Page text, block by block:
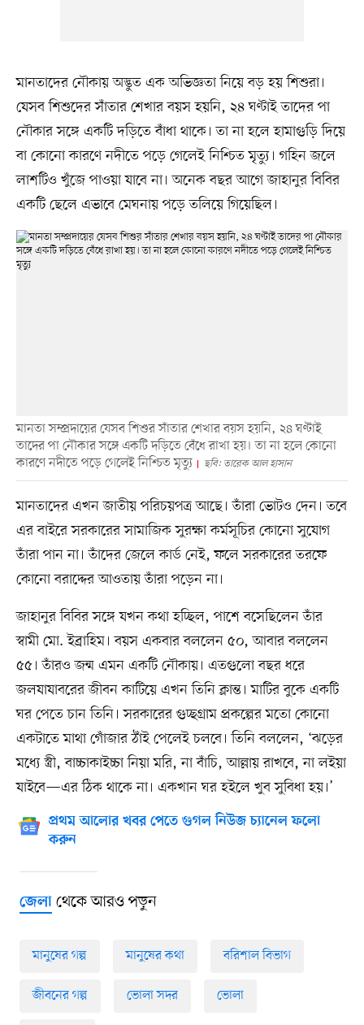
মানতাদের নৌকায় অদ্ভুত এক অভিজ্ঞতা নিয়ে বড় হয় শিশুরা।
যেসব শিশুদের সাঁতার শেখার বয়স হয়নি, ২৪ ঘণ্টাই তাদের পা
নৌকার সঙ্গে একটি দড়িতে বাঁধা থাকে। তা না হলে হামাগুড়ি দিয়ে
বা কোনো কারণে নদীতে পড়ে গেলেই নিশ্চিত মৃত্যু। গহিন জলে
লাশটিও খুঁজে পাওয়া যাবে না। অনেক বছর আগে জাহানুর বিবির
একটি ছেলে এভাবে মেঘনায় পড়ে তলিয়ে গিয়েছিল।
মানতা সম্প্রদায়ের যেসব শিশুর সাঁতার শেখার বয়স হয়নি, ২৪ ঘণ্টাই
তাদের পা নৌকার সঙ্গে একটি দড়িতে বেঁধে রাখা হয়। তা না হলে কোনো
কারণে নদীতে পড়ে গেলেই নিশ্চিত মৃত্যু
ছবি: তারেক আল হাসান
মানতাদের এখন জাতীয় পরিচয়পত্র আছে। তাঁরা ভোটও দেন। তবে
এর বাইরে সরকারের সামাজিক সুরক্ষা কর্মসূচির কোনো সুযোগ
তাঁরা পান না। তাঁদের জেলে কার্ড নেই, ফলে সরকারের তরফে
কোনো বরাদ্দের আওতায় তাঁরা পড়েন না।
জাহানুর বিবির সঙ্গে যখন কথা হচ্ছিল, পাশে বসেছিলেন তাঁর
স্বামী মো. ইব্রাহিম। বয়স একবার বললেন ৫০, আবার বললেন
৫৫। তাঁরও জন্ম এমন একটি নৌকায়। এতগুলো বছর ধরে
জলযাযাবরের জীবন কাটিয়ে এখন তিনি ক্লান্ত। মাটির বুকে একটি
ঘর পেতে চান তিনি। সরকারের গুচ্ছগ্রাম প্রকল্পের মতো কোনো
একটাতে মাথা গোঁজার ঠাঁই পেলেই চলবে। তিনি বললেন, ‘ঝড়ের
মধ্যে স্ত্রী, বাচ্চাকাইচ্চা নিয়া মরি, না বাঁচি, আল্লায় রাখবে, না লইয়া
যাইবে—এর ঠিক থাকে না। একখান ঘর হইলে খুব সুবিধা হয়।’
প্রথম আলোর খবর পেতে গুগল নিউজ চ্যানেল ফলো
করুন
জেলাথেকে আরও পড়ুন
মানুষের গল্প মানুষের কথা বরিশাল বিভাগ
জীবনের গল্প ভোলা সদর ভোলা